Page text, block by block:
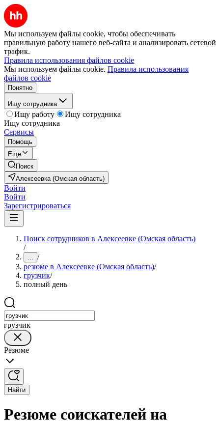
Мы используем файлы cookie, чтобы обеспечивать
правильную работу нашего веб-сайта и анализировать сетевой
трафик.
Правила использования файлов cookie
Мы используем файлы cookie. Правила использования
файлов cookie
Понятно
Ищу сотрудника
Ищу работу
Ищу сотрудника
Ищу сотрудника
Сервисы
Помощь
Ещё
Поиск
Алексеевка (Омская область)
Войти
Войти
Зарегистрироваться
Поиск сотрудников в Алексеевке (Омская область)
/
... /
резюме в Алексеевке (Омская область)/
грузчик/
полный день
грузчик
Резюме
Найти
Резюме соискателей на